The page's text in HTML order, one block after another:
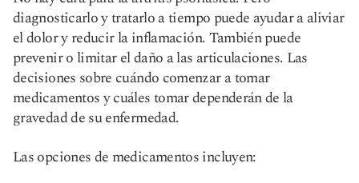
diagnosticarlo y tratarlo a tiempo puede ayudar a aliviar
el dolor y reducir la inflamación. También puede
prevenir o limitar el daño a las articulaciones. Las
decisiones sobre cuándo comenzar a tomar
medicamentos y cuáles tomar dependerán de la
gravedad de su enfermedad.
Las opciones de medicamentos incluyen: